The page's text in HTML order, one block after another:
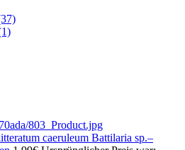
caeruleum Battilaria sp.–